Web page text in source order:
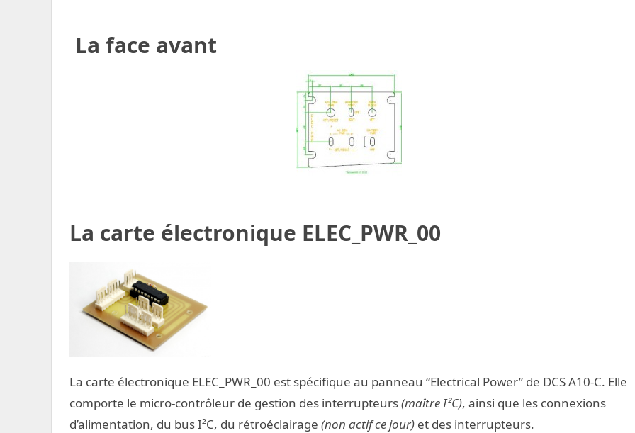
La face avant
La carte électronique ELEC_PWR_00
La carte électronique ELEC_PWR_00 est spécifique au panneau “Electrical Power” de DCS A10-C. Elle
comporte le micro-contrôleur de gestion des interrupteurs(maître I²C), ainsi que les connexions
d’alimentation, du bus I²C, du rétroéclairage (non actif ce jour) et des interrupteurs.